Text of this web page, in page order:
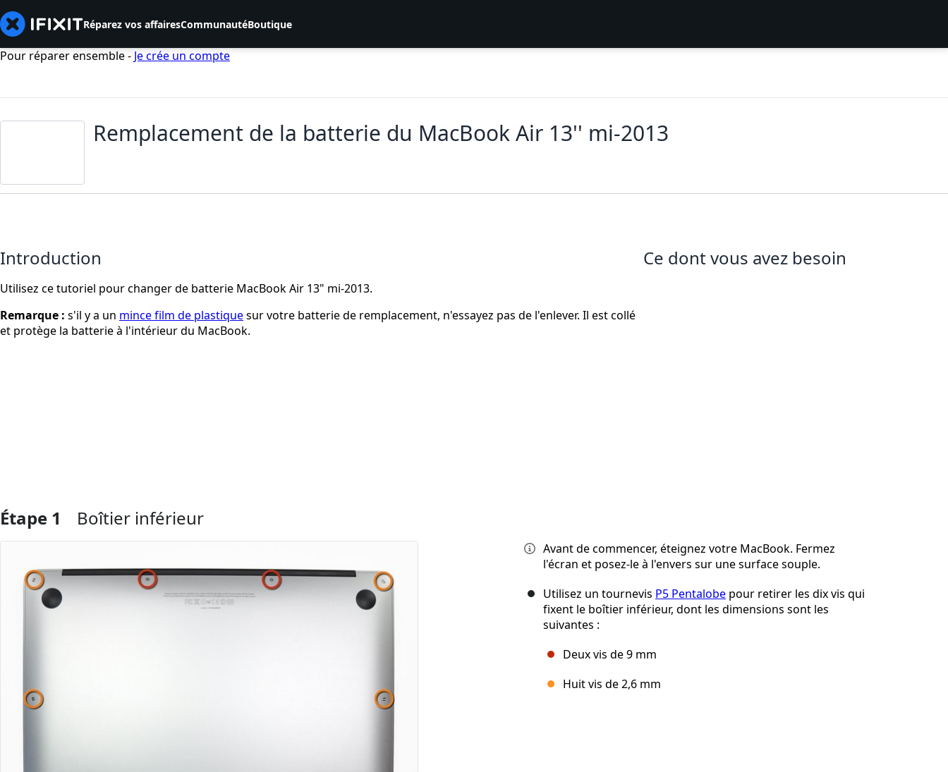
Réparez vos affairesCommunautéBoutique
Pour réparer ensemble - Je crée un compte
Remplacement de la batterie du MacBook Air 13'' mi-2013
Introduction
Utilisez ce tutoriel pour changer de batterie MacBook Air 13" mi-2013.
Remarque : s'il y a un mince film de plastiquesur votre batterie de remplacement, n'essayez pas de l'enlever. Il est collé
et protège la batterie à l'intérieur du MacBook.
Ce dont vous avez besoin
Étape 1 Boîtier inférieur
Avant de commencer, éteignez votre MacBook. Fermez
l'écran et posez-le à l'envers sur une surface souple.
Utilisez un tournevis P5 Pentalobe pour retirer les dix vis qui
fixent le boîtier inférieur, dont les dimensions sont les
suivantes :
Deux vis de 9 mm
Huit vis de 2,6 mm